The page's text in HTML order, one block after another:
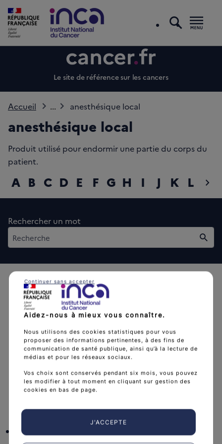
Le site de référence sur les cancers
Accueil ... anesthésique local
anesthésique local
Produit utilisé pour endormir une partie du corps du
patient.
chevron_right
A B C D E F G H I J K L M
Rechercher un mot
L'Institut national du cancer est l’agence d'expertise
sanitaire et scientifique en cancérologie de l’État.
Découvrir l’Institut
arrow_forward
Nous suivre
Aidez-nous à mieux vous connaître.
Nous utilisons des cookies statistiques pour vous
proposer des informations pertinentes, à des fins de
communication de santé publique, ainsi qu’à la lecture de
médias et pour les réseaux sociaux.
Vos choix sont conservés pendant six mois, vous pouvez
les modifier à tout moment en cliquant sur gestion des
cookies en bas de page.
J'ACCEPTE
Continuer sans accepter